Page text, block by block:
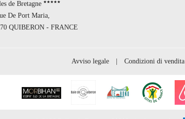
de Bretagne
De Port Maria,
QUIBERON - FRANCE
Avviso legale Condizioni di vendita